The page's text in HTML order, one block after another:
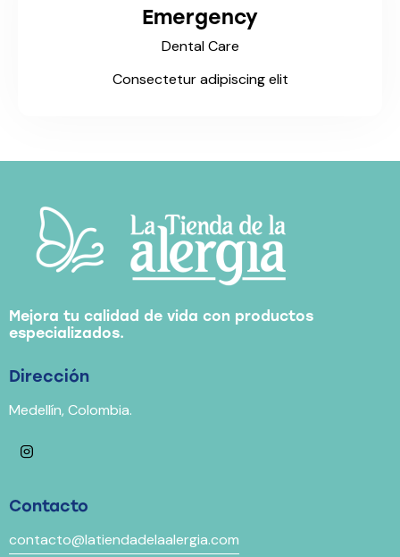
Emergency
Dental Care
Consectetur adipiscing elit
Mejora tu calidad de vida con productos
especializados.
Dirección
Medellín, Colombia.
Contacto
contacto@latiendadelaalergia.com